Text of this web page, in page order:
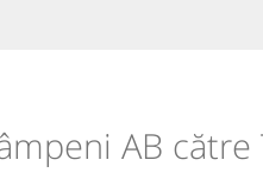
AB către